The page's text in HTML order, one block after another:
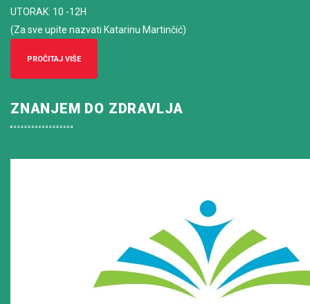
UTORAK: 10 -12H
(Za sve upite nazvati Katarinu Martinčić)
PROČITAJ VIŠE
ZNANJEM DO ZDRAVLJA